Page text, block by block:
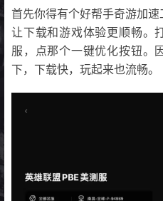
首先你得有个好帮手奇游加
让下载和游戏体验更顺畅。
服，点那个一键优化按钮。
下，下载快，玩起来也流畅。